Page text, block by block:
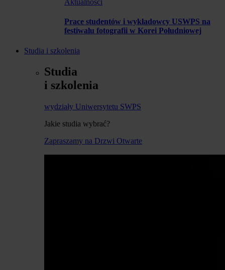
Aktualności
Prace studentów i wykładowcy USWPS na
festiwalu fotografii w Korei Południowej
Studia i szkolenia
Studia
i szkolenia
wydziały Uniwersytetu SWPS
Jakie studia wybrać?
Zapraszamy na Drzwi Otwarte